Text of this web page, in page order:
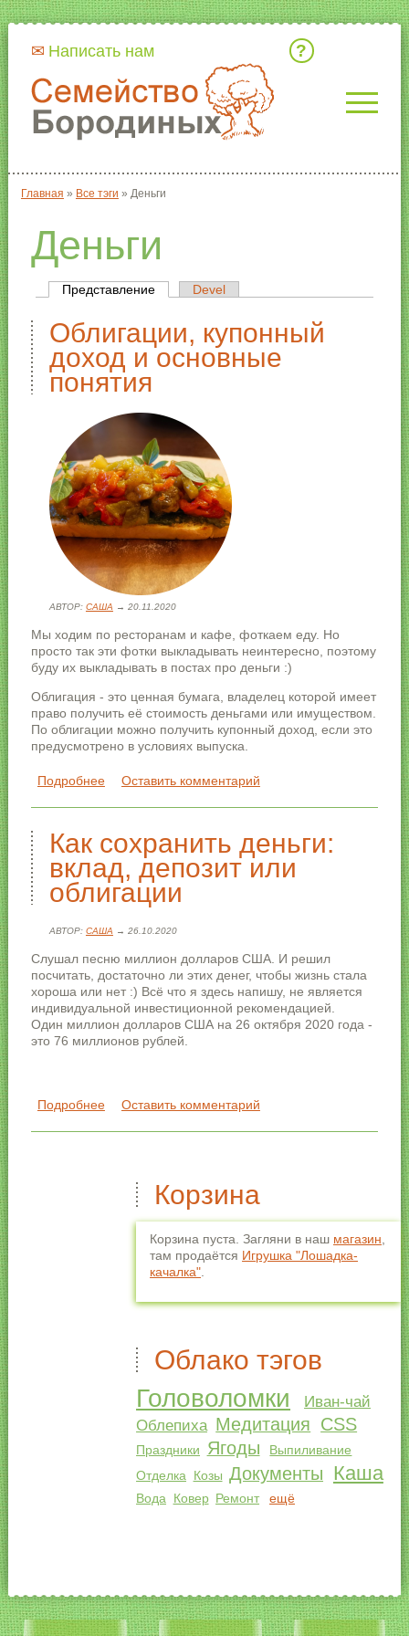
Написать нам
Вы здесь
Главная » Все тэги » Деньги
Деньги
Главные вкладки
Представление(активная вкладка)
Devel
Облигации, купонный
доход и основные
понятия
АВТОР: САША → 20.11.2020
Мы ходим по ресторанам и кафе, фоткаем еду. Но
просто так эти фотки выкладывать неинтересно, поэтому
буду их выкладывать в постах про деньги :)
Облигация - это ценная бумага, владелец которой имеет
право получить её стоимость деньгами или имуществом.
По облигации можно получить купонный доход, если это
предусмотрено в условиях выпуска.
Подробнеео Облигации, купонный доход и основные
Оставить комментарий
Как сохранить деньги:
вклад, депозит или
облигации
АВТОР: САША → 26.10.2020
Слушал песню миллион долларов США. И решил
посчитать, достаточно ли этих денег, чтобы жизнь стала
хороша или нет :) Всё что я здесь напишу, не является
индивидуальной инвестиционной рекомендацией.
Один миллион долларов США на 26 октября 2020 года -
это 76 миллионов рублей.
Подробнеео Как сохранить деньги: вклад, депозит или
Оставить комментарий
Корзина
Корзина пуста. Загляни в наш магазин
там продаётся Игрушка "Лошадка-
качалка"
Облако тэгов
Головоломки
Иван-чай
Облепиха Медитация CSS
Праздники Ягоды
Выпиливание
Отделка
Козы Документы Каша
Вода Ковер Ремонт ещё